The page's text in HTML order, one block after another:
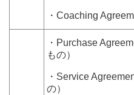
・Coaching
・Purchase
もの）
・Service
の）